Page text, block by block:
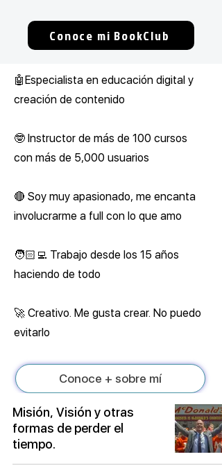
Conoce mi BookClub
🤖Especialista en educación digital y
creación de contenido
🤓 Instructor de más de 100 cursos
con más de 5,000 usuarios
🔴 Soy muy apasionado, me encanta
involucrarme a full con lo que amo
🧑🏻‍💻 Trabajo desde los 15 años
haciendo de todo
🚀 Creativo. Me gusta crear. No puedo
evitarlo
Conoce + sobre mí
Misión, Visión y otras
formas de perder el
tiempo.